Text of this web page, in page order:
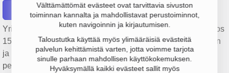
Välttämättömät evästeet ovat tarvittavia sivuston
toiminnan kannalta ja mahdollistavat perustoiminnot,
kuten navigoinnin ja kirjautumisen.
Taloustutka käyttää myös ylimääräisiä evästeitä
palvelun kehittämistä varten, jotta voimme tarjota
sinulle parhaan mahdollisen käyttökokemuksen.
Hyväksymällä kaikki evästeet sallit myös
Raportit
Yrityksen Oy Southbay Pork Ab liikevaihto on 2.8 milj. €, tulos
152 000 € ja henkilöstömäärä 4. Sen päätoimiala on Sikojen
ja porsaiden kasvatus porsastuotantoa varten,
perustamisvuosi 2008 ja sijainti Kruunupyy. Yrityksen